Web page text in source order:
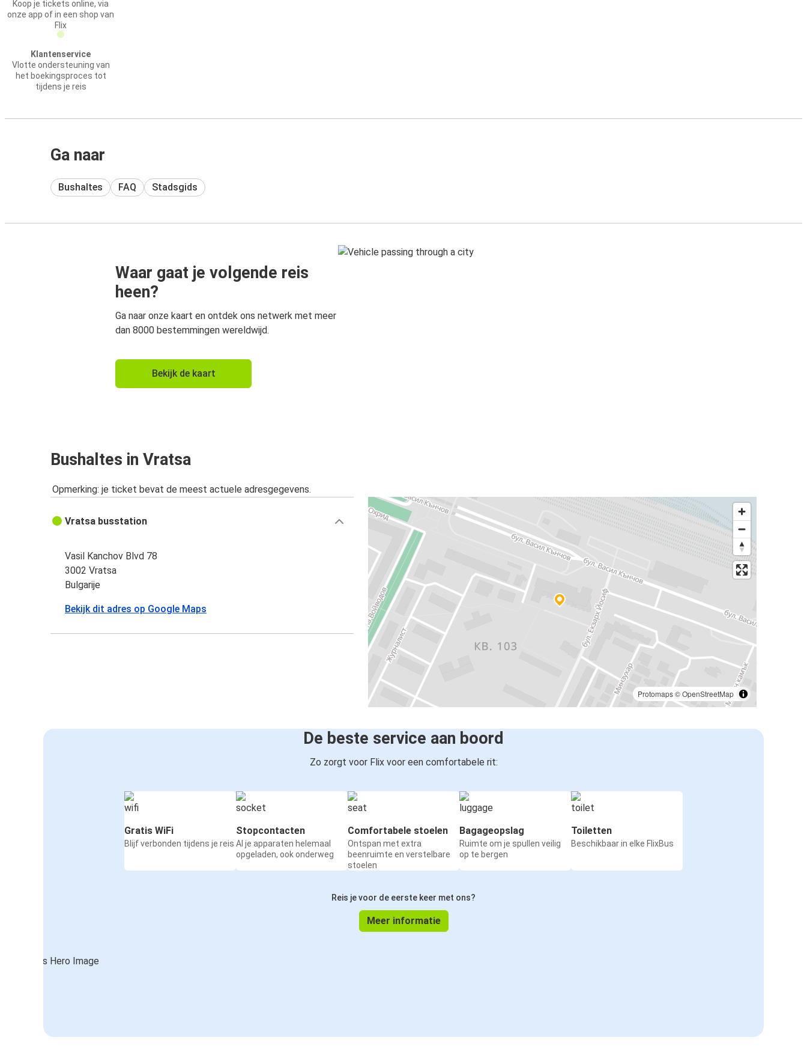
Koop je tickets online, via
onze app of in een shop van
Flix
Klantenservice
Vlotte ondersteuning van
het boekingsproces tot
tijdens je reis
Ga naar
Bushaltes FAQ Stadsgids
Waar gaat je volgende reis
heen?
Ga naar onze kaart en ontdek ons netwerk met meer
dan 8000 bestemmingen wereldwijd.
Bekijk de kaart
Bushaltes in Vratsa
Opmerking: je ticket bevat de meest actuele adresgegevens.
Protomaps©OpenStreetMap
Vratsa busstation
Vasil Kanchov Blvd 78
3002 Vratsa
Bulgarije
Bekijk dit adres op Google Maps
De beste service aan boord
Zo zorgt voor Flix voor een comfortabele rit:
Gratis WiFi
Blijf verbonden tijdens je reis
Stopcontacten
Al je apparaten helemaal
opgeladen, ook onderweg
Comfortabele stoelen
Ontspan met extra
beenruimte en verstelbare
stoelen
Bagageopslag
Ruimte om je spullen veilig
op te bergen
Toiletten
Beschikbaar in elke FlixBus
Reis je voor de eerste keer met ons?
Meer informatie